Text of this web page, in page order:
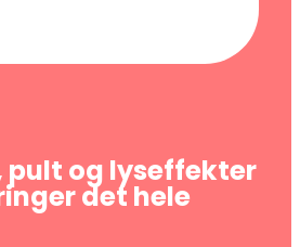
og lyseffekter
det hele